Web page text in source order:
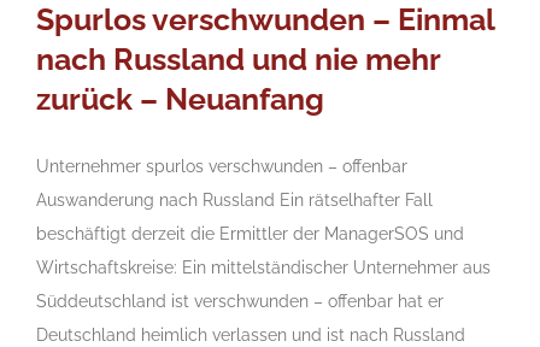
Spurlos verschwunden – Einmal
nach Russland und nie mehr
zurück – Neuanfang
Unternehmer spurlos verschwunden – offenbar
Auswanderung nach Russland Ein rätselhafter Fall
beschäftigt derzeit die Ermittler der ManagerSOS und
Wirtschaftskreise: Ein mittelständischer Unternehmer aus
Süddeutschland ist verschwunden – offenbar hat er
Deutschland heimlich verlassen und ist nach Russland